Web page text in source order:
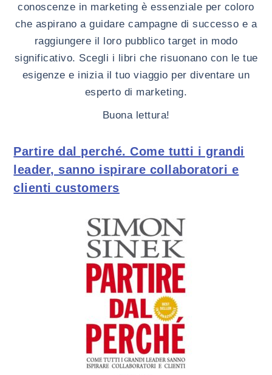
conoscenze in marketing è essenziale per coloro
che aspirano a guidare campagne di successo e a
raggiungere il loro pubblico target in modo
significativo. Scegli i libri che risuonano con le tue
esigenze e inizia il tuo viaggio per diventare un
esperto di marketing.
Buona lettura!
Partire dal perché. Come tutti i grandi
leader, sanno ispirare collaboratori e
clienti customers